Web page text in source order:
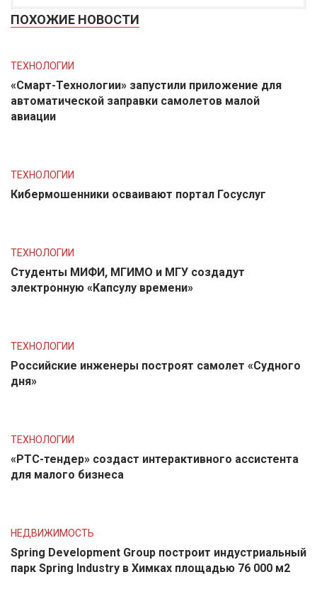
ПОХОЖИЕ НОВОСТИ
ТЕХНОЛОГИИ
«Смарт-Технологии» запустили приложение для
автоматической заправки самолетов малой
авиации
ТЕХНОЛОГИИ
Кибермошенники осваивают портал Госуслуг
ТЕХНОЛОГИИ
Студенты МИФИ, МГИМО и МГУ создадут
электронную «Капсулу времени»
ТЕХНОЛОГИИ
Российские инженеры построят самолет «Судного
дня»
ТЕХНОЛОГИИ
«РТС-тендер» создаст интерактивного ассистента
для малого бизнеса
НЕДВИЖИМОСТЬ
Spring Development Group построит индустриальный
парк Spring Industry в Химках площадью 76 000 м2